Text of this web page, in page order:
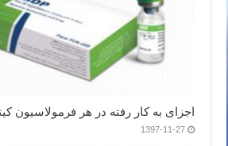
اجزای به کار رفته در هر فرمولاسیون
1397-11-27